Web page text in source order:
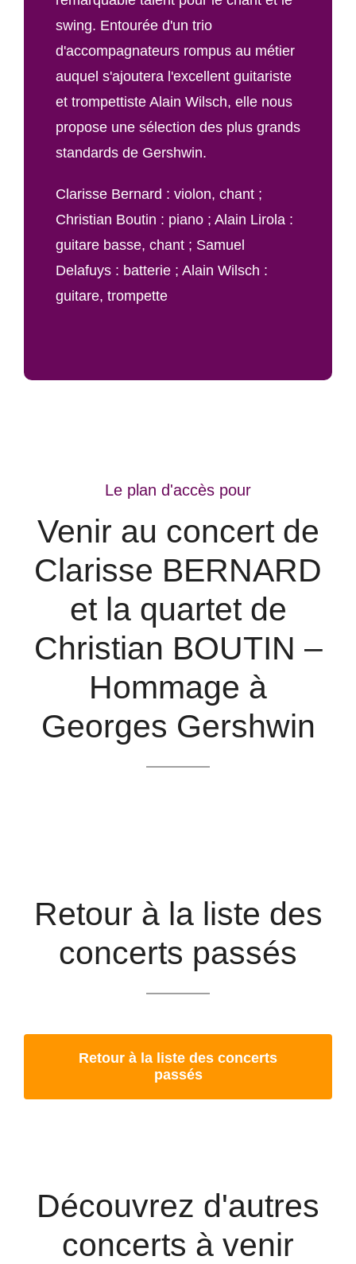
swing. Entourée d'un trio
d'accompagnateurs rompus au métier
auquel s'ajoutera l'excellent guitariste
et trompettiste Alain Wilsch, elle nous
propose une sélection des plus grands
standards de Gershwin.
Clarisse Bernard : violon, chant ;
Christian Boutin : piano ; Alain Lirola :
guitare basse, chant ; Samuel
Delafuys : batterie ; Alain Wilsch :
guitare, trompette
Le plan d'accès pour
Venir au concert de
Clarisse BERNARD
et la quartet de
Christian BOUTIN –
Hommage à
Georges Gershwin
Retour à la liste des
concerts passés
Retour à la liste des concerts
passés
Découvrez d'autres
concerts à venir